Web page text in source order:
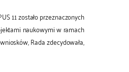
11 zostało przeznaczonych
naukowymi w ramach
Rada zdecydowała,